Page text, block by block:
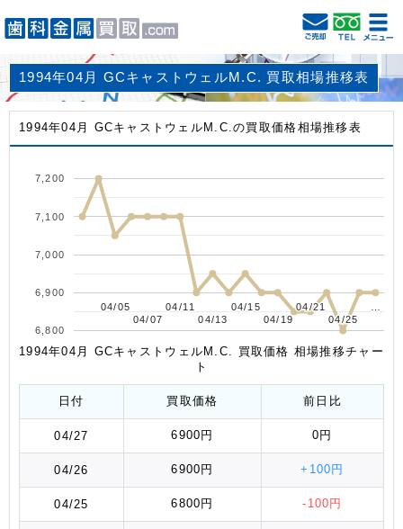
1994年04月 GCキャストウェルM.C. 買取相場推移表
1994年04月 GCキャストウェルM.C.の買取価格相場推移表
04/05
04/05
04/07
04/07
04/11
04/11
04/13
04/13
04/15
04/15
04/19
04/19
04/21
04/21
04/25
04/25
6,800
6,900
7,000
7,100
7,200
1994年04月 GCキャストウェルM.C. 買取価格 相場推移チャー
ト
日付 買取価格 前日比
04/27 6900円 0円
04/26 6900円 +100円
04/25 6800円 -100円